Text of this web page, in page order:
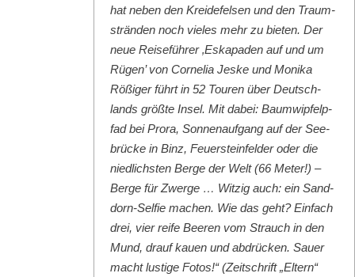
hat neben den Krei­de­felsen und den Traum­
strän­den noch vieles mehr zu bieten. Der
neue Reise­führer ‚Eska­paden auf und um
Rügen’ von Cor­nelia Jeske und Moni­ka
Rößiger führt in 52 Touren über Deutsch­
lands größte Insel. Mit dabei: Baumwipfelp­
fad bei Pro­ra, Son­nenauf­gang auf der See­
brücke in Binz, Feuer­ste­in­felder oder die
niedlich­sten Berge der Welt (66 Meter!) –
Berge für Zwerge … Witzig auch: ein Sand­
dorn-Self­ie machen. Wie das geht? Ein­fach
drei, vier reife Beeren vom Strauch in den
Mund, drauf kauen und abdrück­en. Sauer
macht lustige Fotos!“ (Zeitschrift „Eltern“